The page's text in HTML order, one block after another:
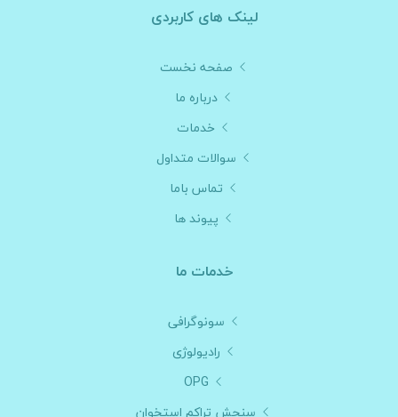
لینک های کاربردی
صفحه نخست
درباره ما
خدمات
سوالات متداول
تماس باما
پیوند ها
خدمات ما
سونوگرافی
رادیولوژی
OPG
سنجش تراکم استخوان